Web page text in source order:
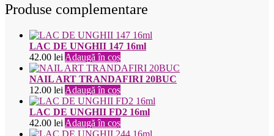
Produse complementare
LAC DE UNGHII 147 16ml
42.00 lei Adaugă în coș
NAIL ART TRANDAFIRI 20BUC
12.00 lei Adaugă în coș
LAC DE UNGHII FD2 16ml
42.00 lei Adaugă în coș